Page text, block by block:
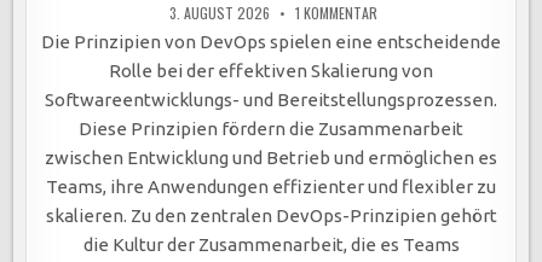
3. AUGUST 2026 1 KOMMENTARZU
DEVOPS-
PRINZIPIEN
OPTIMIEREN
SOFTWAREENTWICKLUNG:
KOLLABORATION,
AUTOMATISIERUNG,
AGILE
METHODEN
UND
KUNDENORIENTIERUNG
IM
FOKUS.
Die Prinzipien von DevOps spielen eine entscheidende
Rolle bei der effektiven Skalierung von
Softwareentwicklungs- und Bereitstellungsprozessen.
Diese Prinzipien fördern die Zusammenarbeit
zwischen Entwicklung und Betrieb und ermöglichen es
Teams, ihre Anwendungen effizienter und flexibler zu
skalieren. Zu den zentralen DevOps-Prinzipien gehört
die Kultur der Zusammenarbeit, die es Teams